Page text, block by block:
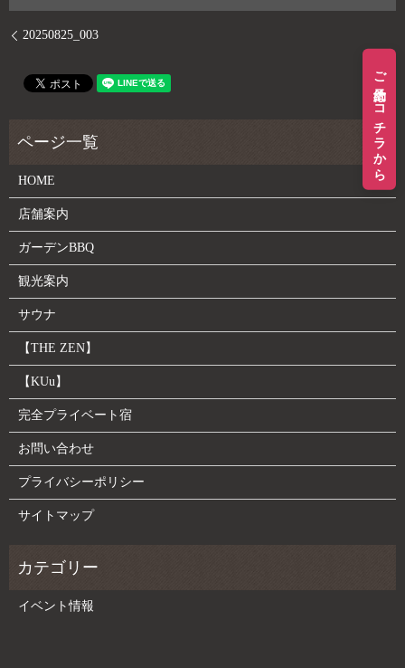
20250825_003
HOME
店舗案内
ガーデンBBQ
観光案内
サウナ
【THE ZEN】
【KUu】
完全プライベート宿
お問い合わせ
プライバシーポリシー
サイトマップ
イベント情報
ご予約はコチラから